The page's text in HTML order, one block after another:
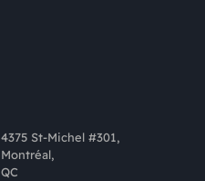
4375 St-Michel #301,
Montréal,
QC